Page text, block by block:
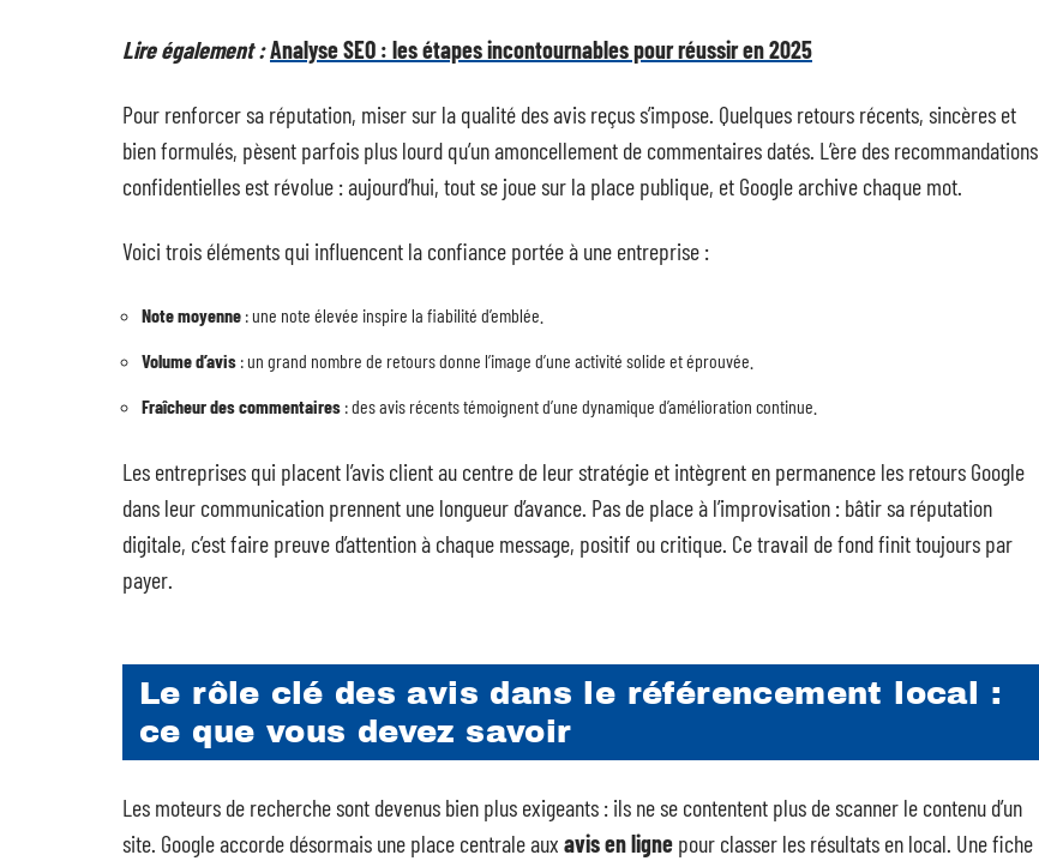
Lire également :Analyse SEO : les étapes incontournables pour réussir en 2025
Pour renforcer sa réputation, miser sur la qualité des avis reçus s’impose. Quelques retours récents, sincères et
bien formulés, pèsent parfois plus lourd qu’un amoncellement de commentaires datés. L’ère des recommandations
confidentielles est révolue : aujourd’hui, tout se joue sur la place publique, et Google archive chaque mot.
Voici trois éléments qui influencent la confiance portée à une entreprise :
Note moyenne : une note élevée inspire la fiabilité d’emblée.
Volume d’avis : un grand nombre de retours donne l’image d’une activité solide et éprouvée.
Fraîcheur des commentaires : des avis récents témoignent d’une dynamique d’amélioration continue.
Les entreprises qui placent l’avis client au centre de leur stratégie et intègrent en permanence les retours Google
dans leur communication prennent une longueur d’avance. Pas de place à l’improvisation : bâtir sa réputation
digitale, c’est faire preuve d’attention à chaque message, positif ou critique. Ce travail de fond finit toujours par
payer.
Le rôle clé des avis dans le référencement local :
ce que vous devez savoir
Les moteurs de recherche sont devenus bien plus exigeants : ils ne se contentent plus de scanner le contenu d’un
site. Google accorde désormais une place centrale aux avis en ligne pour classer les résultats en local. Une fiche